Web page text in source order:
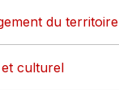
du territoire
culturel